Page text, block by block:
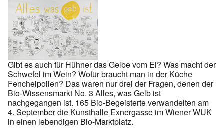
Gibt es auch für Hühner das Gelbe vom Ei? Was macht der
Schwefel im Wein? Wofür braucht man in der Küche
Fenchelpollen? Das waren nur drei der Fragen, denen der
Bio-Wissensmarkt No. 3 Alles, was Gelb ist
nachgegangen ist. 165 Bio-Begeisterte verwandelten am
4. September die Kunsthalle Exnergasse im Wiener WUK
in einen lebendigen Bio-Marktplatz.